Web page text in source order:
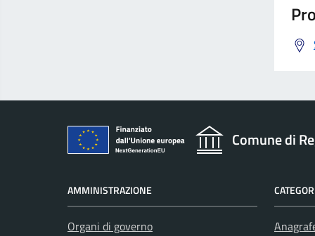
Comune di
AMMINISTRAZIONE
Organi di governo